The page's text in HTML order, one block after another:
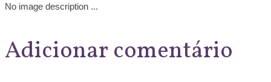
No image description ...
Adicionar comentário